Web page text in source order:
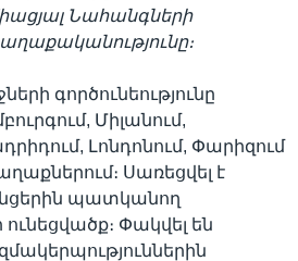
Նահանգների
գործունեությունը
Միլանում,
Լոնդոնում, Փարիզում
Սառեցվել է
պատկանող
ունեցվածք։ Փակվել են